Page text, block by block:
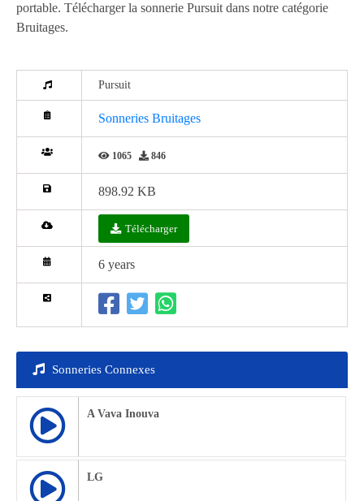
portable. Télécharger la sonnerie Pursuit dans notre catégorie
Bruitages.
Pursuit
Sonneries Bruitages
1065 846
898.92 KB
Télécharger
6 years
Sonneries Connexes
A Vava Inouva
LG